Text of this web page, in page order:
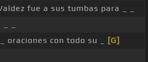
fue a sus tumbas para _ _
_
_ oraciones con todo su _
[G]